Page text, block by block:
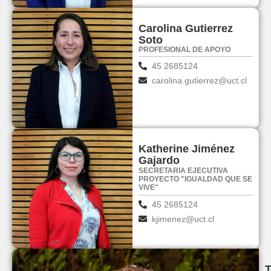
Carolina Gutierrez
Soto
PROFESIONAL DE APOYO
45 2685124
carolina.gutierrez@uct.cl
Katherine Jiménez
Gajardo
SECRETARIA EJECUTIVA
PROYECTO "IGUALDAD QUE SE
VIVE"
45 2685124
kjimenez@uct.cl